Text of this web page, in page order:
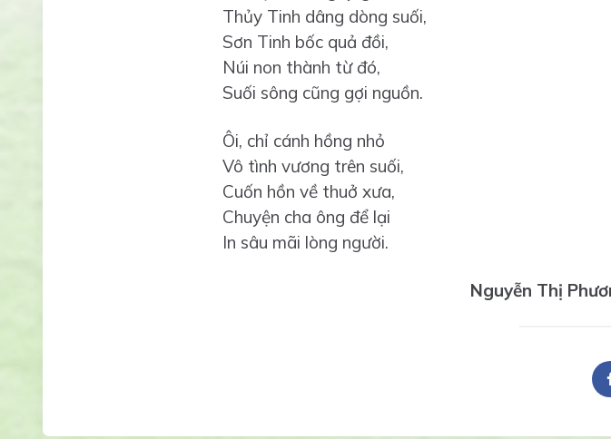
Thủy Tinh dâng dòng suối,
Sơn Tinh bốc quả đồi,
Núi non thành từ đó,
Suối sông cũng gợi nguồn.
Ôi, chỉ cánh hồng nhỏ
Vô tình vương trên suối,
Cuốn hồn về thuở xưa,
Chuyện cha ông để lại
In sâu mãi lòng người.
Nguyễn Thị